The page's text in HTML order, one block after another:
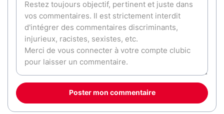
Poster mon commentaire